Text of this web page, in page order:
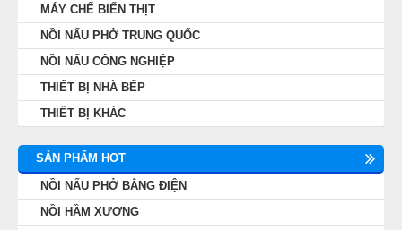
MÁY CHẾ BIẾN THỊT
NỒI NẤU PHỞ TRUNG QUỐC
NỒI NẤU CÔNG NGHIỆP
THIẾT BỊ NHÀ BẾP
THIẾT BỊ KHÁC
SẢN PHẨM HOT
NỒI NẤU PHỞ BẰNG ĐIỆN
NỒI HẦM XƯƠNG